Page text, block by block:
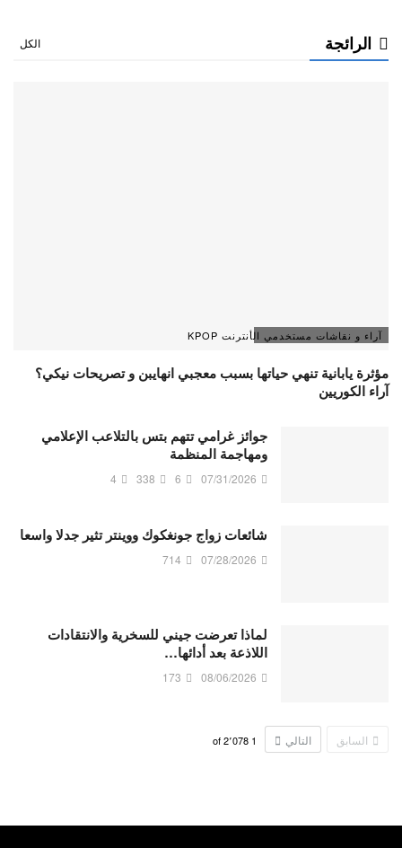
الرائجة الكل
آراء و نقاشات مستخدمي الأنترنت KPOP
مؤثرة يابانية تنهي حياتها بسبب معجبي انهايبن و تصريحات نيكي؟
آراء الكوريين
جوائز غرامي تتهم بتس بالتلاعب الإعلامي
ومهاجمة المنظمة
07/31/2026
6
338
4
شائعات زواج جونغكوك ووينتر تثير جدلا واسعا
07/28/2026
714
لماذا تعرضت جيني للسخرية والانتقادات
اللاذعة بعد أدائها…
08/06/2026
173
السابق التالي 1 2٬078